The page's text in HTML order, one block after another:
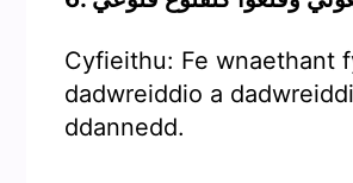
Cyfieithu: Fe wnaethant
dadwreiddio a
ddannedd.